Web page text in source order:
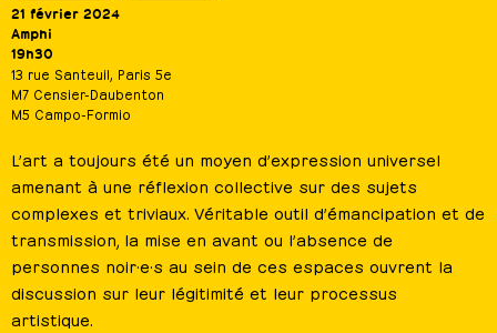
21 février 2024
Amphi
19h30
13 rue Santeuil, Paris 5e
M7 Censier-Daubenton
M5 Campo-Formio
L’art a toujours été un moyen d’expression universel
amenant à une réflexion collective sur des sujets
complexes et triviaux. Véritable outil d’émancipation et de
transmission, la mise en avant ou l’absence de
personnes noir·e·s au sein de ces espaces ouvrent la
discussion sur leur légitimité et leur processus
artistique.